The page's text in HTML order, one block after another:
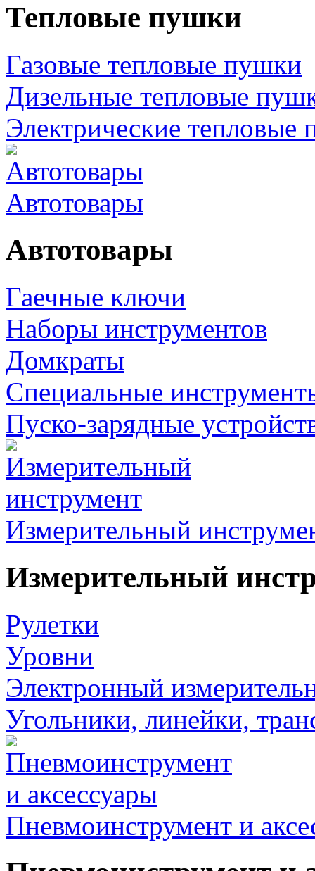
Тепловые пушки
Газовые тепловые пушки
Дизельные тепловые
Электрические тепловые
Автотовары
Автотовары
Гаечные ключи
Наборы инструментов
Домкраты
Специальные
Пуско-зарядные
Измерительный
Измерительный
Рулетки
Уровни
Электронный
Угольники, линейки,
Пневмоинструмент и